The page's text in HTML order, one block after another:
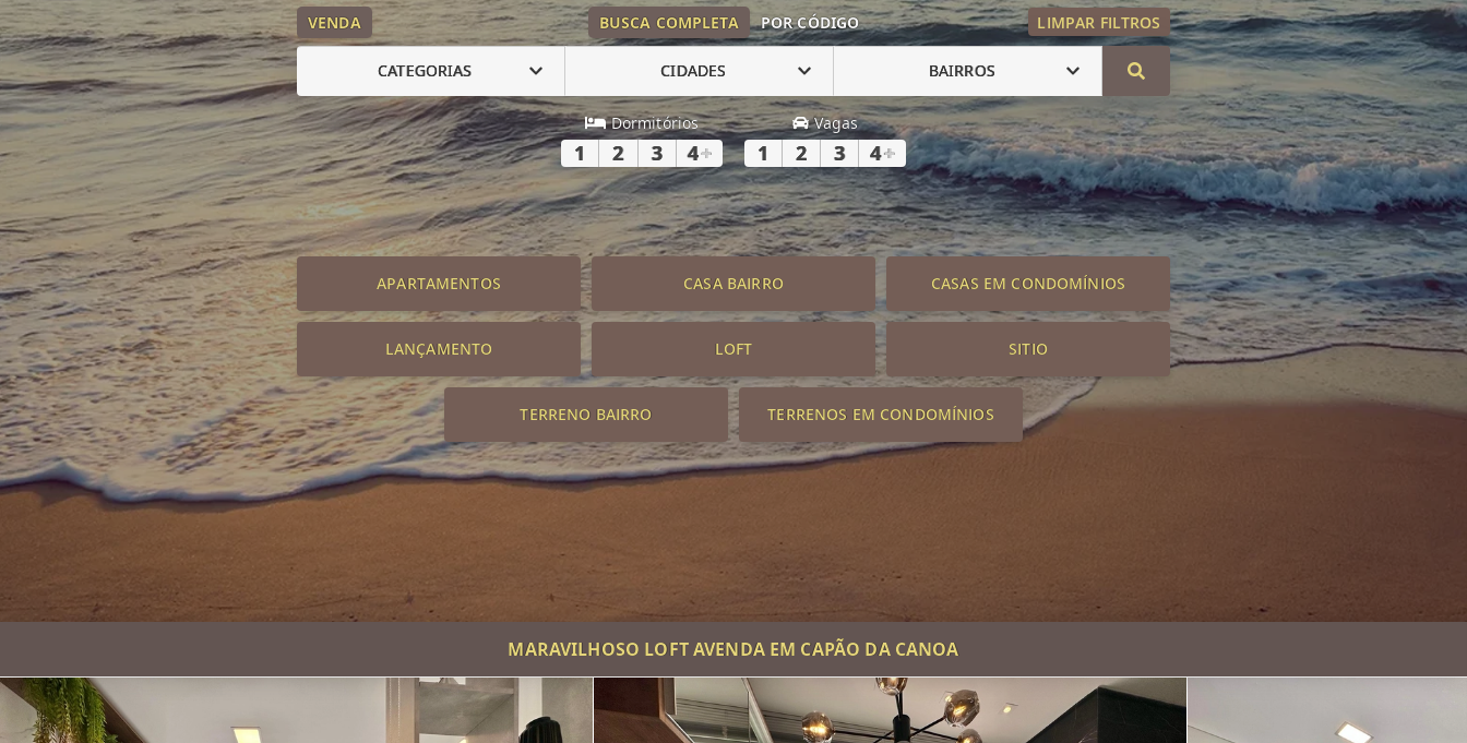
VENDA BUSCA COMPLETA POR CÓDIGO LIMPAR FILTROS
CATEGORIAS CIDADES BAIRROS
Dormitórios
1 2 3 4+
Vagas
1 2 3 4+
APARTAMENTOS CASA BAIRRO CASAS EM CONDOMÍNIOS
LANÇAMENTO LOFT SITIO
TERRENO BAIRRO TERRENOS EM CONDOMÍNIOS
MARAVILHOSO LOFT AVENDA EM CAPÃO DA CANOA